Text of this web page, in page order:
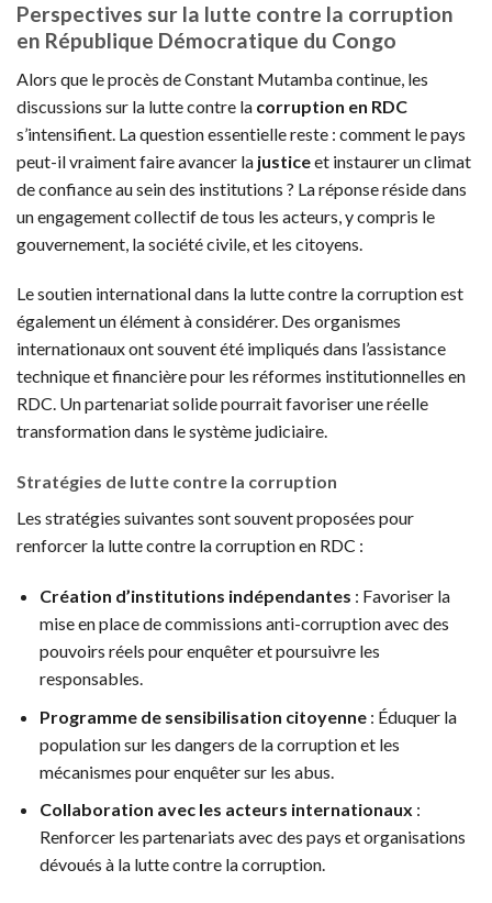
Perspectives sur la lutte contre la corruption
en République Démocratique du Congo
Alors que le procès de Constant Mutamba continue, les
discussions sur la lutte contre la corruption en RDC
s’intensifient. La question essentielle reste : comment le pays
peut-il vraiment faire avancer la justiceet instaurer un climat
de confiance au sein des institutions ? La réponse réside dans
un engagement collectif de tous les acteurs, y compris le
gouvernement, la société civile, et les citoyens.
Le soutien international dans la lutte contre la corruption est
également un élément à considérer. Des organismes
internationaux ont souvent été impliqués dans l’assistance
technique et financière pour les réformes institutionnelles en
RDC. Un partenariat solide pourrait favoriser une réelle
transformation dans le système judiciaire.
Stratégies de lutte contre la corruption
Les stratégies suivantes sont souvent proposées pour
renforcer la lutte contre la corruption en RDC :
Création d’institutions indépendantes : Favoriser la
mise en place de commissions anti-corruption avec des
pouvoirs réels pour enquêter et poursuivre les
responsables.
Programme de sensibilisation citoyenne: Éduquer la
population sur les dangers de la corruption et les
mécanismes pour enquêter sur les abus.
Collaboration avec les acteurs internationaux :
Renforcer les partenariats avec des pays et organisations
dévoués à la lutte contre la corruption.